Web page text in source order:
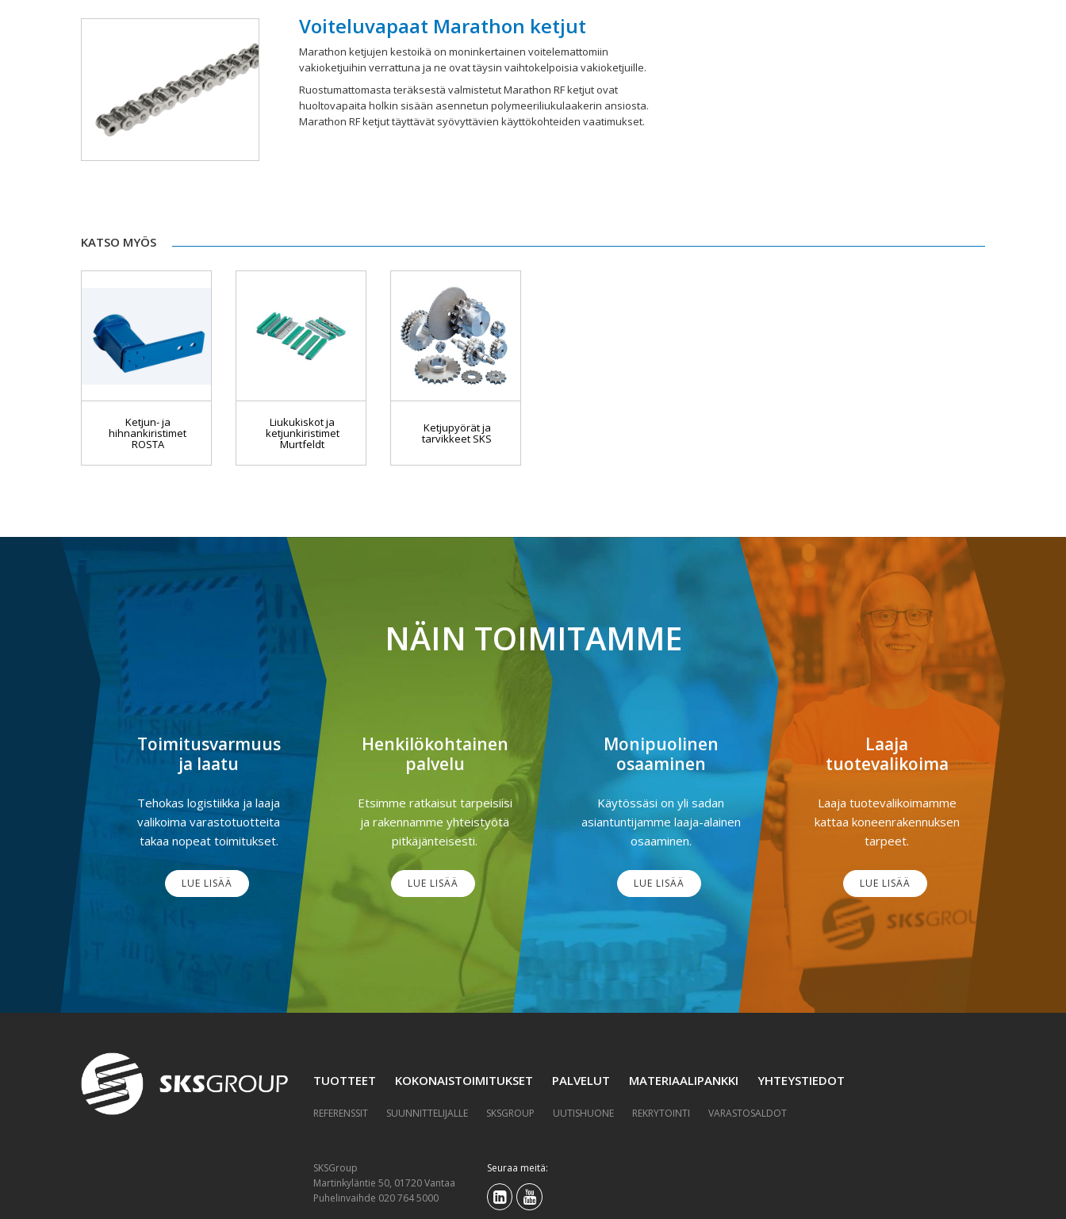
Voiteluvapaat Marathon ketjut
Marathon ketjujen kestoikä on moninkertainen voitelemattomiin
vakioketjuihin verrattuna ja ne ovat täysin vaihtokelpoisia vakioketjuille.
Ruostumattomasta teräksestä valmistetut Marathon RF ketjut ovat
huoltovapaita holkin sisään asennetun polymeeriliukulaakerin ansiosta.
Marathon RF ketjut täyttävät syövyttävien käyttökohteiden vaatimukset.
KATSO MYÖS
Ketjun- ja
hihnankiristimet
ROSTA
Liukukiskot ja
ketjunkiristimet
Murtfeldt
Ketjupyörät ja
tarvikkeet SKS
NÄIN TOIMITAMME
Toimitusvarmuus
ja laatu
Tehokas logistiikka ja laaja
valikoima varastotuotteita
takaa nopeat toimitukset.
LUE LISÄÄ
Henkilökohtainen
palvelu
Etsimme ratkaisut tarpeisiisi
ja rakennamme yhteistyötä
pitkäjänteisesti.
LUE LISÄÄ
Monipuolinen
osaaminen
Käytössäsi on yli sadan
asiantuntijamme laaja-alainen
osaaminen.
LUE LISÄÄ
Laaja
tuotevalikoima
Laaja tuotevalikoimamme
kattaa koneenrakennuksen
tarpeet.
LUE LISÄÄ
TUOTTEET KOKONAISTOIMITUKSET PALVELUT MATERIAALIPANKKI YHTEYSTIEDOT
REFERENSSIT SUUNNITTELIJALLE SKSGROUP UUTISHUONE REKRYTOINTI VARASTOSALDOT
SKSGroup
Martinkyläntie 50, 01720 Vantaa
Puhelinvaihde 020 764 5000
Seuraa meitä: